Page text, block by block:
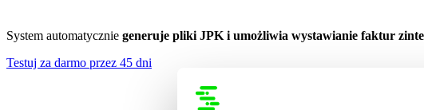
System automatycznie generuje pliki JPK i umożliwia wystawianie faktur
Testuj za darmo przez 45 dni